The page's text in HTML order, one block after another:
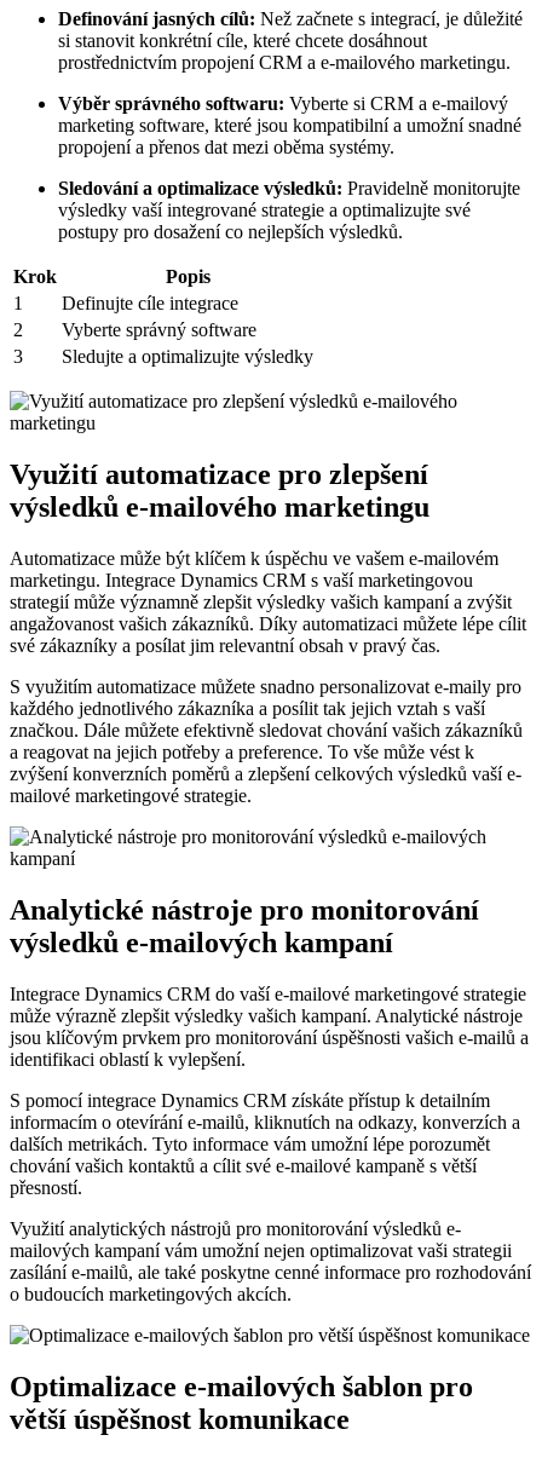
Definování jasných cílů: Než začnete s integrací, je důležité
si ⁢stanovit konkrétní cíle, které chcete dosáhnout
prostřednictvím propojení CRM a e-mailového marketingu.
Výběr správného softwaru: Vyberte si CRM‌ a e-mailový
marketing​ software, které jsou kompatibilní a umožní snadné
propojení a přenos dat mezi ‌oběma systémy.
Sledování a ⁢optimalizace výsledků: Pravidelně monitorujte‌
výsledky vaší integrované strategie‍ a optimalizujte​ své​
postupy pro dosažení co nejlepších výsledků.
Krok
Popis
1
Definujte cíle integrace
2
Vyberte správný software
3
Sledujte a optimalizujte výsledky
Využití automatizace pro zlepšení
výsledků e-mailového marketingu
Automatizace může být klíčem k úspěchu ‌ve vašem ⁢e-mailovém
marketingu. Integrace ⁤Dynamics CRM s vaší marketingovou
strategií může významně zlepšit výsledky vašich ‌kampaní a zvýšit
angažovanost ⁤vašich zákazníků. ⁤Díky automatizaci můžete⁢ lépe cílit
⁤své zákazníky a posílat ‌jim relevantní obsah v pravý ⁣čas.
S využitím automatizace můžete ⁣snadno personalizovat e-maily pro
každého ‌jednotlivého zákazníka a ⁤posílit ‍tak jejich vztah s vaší
značkou. Dále můžete efektivně sledovat chování vašich zákazníků
a reagovat na jejich potřeby a preference. To vše může vést k
zvýšení konverzních poměrů a zlepšení celkových výsledků vaší e-
mailové marketingové strategie.
Analytické nástroje pro monitorování
výsledků​ e-mailových kampaní
Integrace ‌Dynamics CRM do vaší e-mailové ‌marketingové strategie
může výrazně ​zlepšit výsledky vašich kampaní. Analytické nástroje
jsou klíčovým prvkem pro monitorování úspěšnosti vašich e-mailů a
identifikaci oblastí k vylepšení.
S pomocí integrace Dynamics CRM získáte přístup k detailním
informacím​ o otevírání e-mailů,‌ kliknutích na odkazy, konverzích a
dalších metrikách. Tyto informace vám umožní‍ lépe porozumět
chování vašich kontaktů a⁤ cílit své ‌e-mailové kampaně ‌s větší
přesností.
Využití analytických nástrojů pro monitorování výsledků e-
mailových kampaní vám⁤ umožní nejen optimalizovat vaši strategii
zasílání e-mailů, ale⁣ také poskytne‌ cenné informace pro rozhodování
o budoucích marketingových‌ akcích.
Optimalizace e-mailových ⁤šablon pro
‍větší úspěšnost komunikace